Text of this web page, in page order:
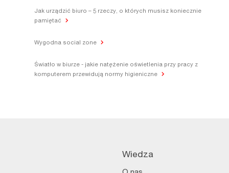
Jak urządzić biuro – 5 rzeczy, o których musisz koniecznie
pamiętać
Wygodna social zone
Światło w biurze - jakie natężenie oświetlenia przy pracy z
komputerem przewidują normy higieniczne
Wiedza